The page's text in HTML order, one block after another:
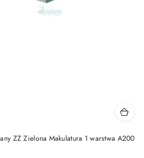
ZZ Zielona Makulatura 1 warstwa A200